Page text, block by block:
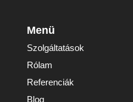
Menü
Szolgáltatások
Rólam
Referenciák
Blog